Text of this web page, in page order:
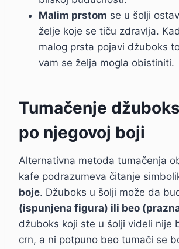
Malim prstom se u šolji
želje koje se tiču zdravlja.
malog prsta pojavi džuboks
vam se želja mogla obistiniti.
Tumačenje
po njegovoj boji
Alternativna metoda tumačenja
kafe podrazumeva čitanje
boje. Džuboks u šolji može da
(ispunjena figura) ili beo
džuboks koji ste u šolji videli nije
crn, a ni potpuno beo tumači se